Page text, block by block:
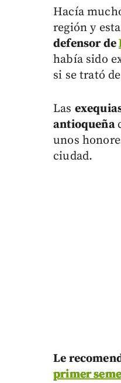
Hacía
región y
defensor de
había sido
si se trató
Las
antioqueña
unos
ciudad.
Le
primer